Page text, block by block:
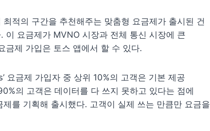
적의 구간을 추천해주는 맞춤형 요금제가 출시된 건
이 요금제가 MVNO 시장과 전체 통신 시장에 큰
금제 가입은 토스 앱에서 할 수 있다.
요금제 가입자 중 상위 10%의 고객은 기본 제공
의 고객은 데이터를 다 쓰지 못하고 있다는 점에
를 기획해 출시했다. 고객이 실제 쓰는 만큼만 요금을